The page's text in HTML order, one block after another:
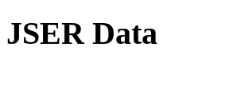
JSER Data